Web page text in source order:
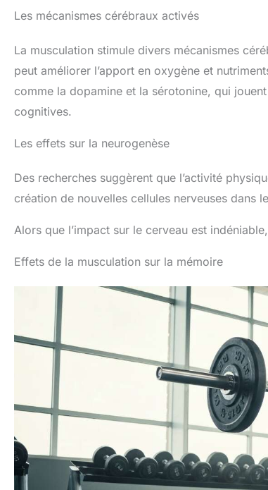
Les mécanismes cérébraux activés
La musculation stimule divers mécanismes
peut améliorer l’apport en oxygène et
comme la dopamine et la sérotonine, qui
cognitives.
Les effets sur la neurogenèse
Des recherches suggèrent que l’activité
création de nouvelles cellules nerveuses dans
Alors que l’impact sur le cerveau est
Effets de la musculation sur la mémoire